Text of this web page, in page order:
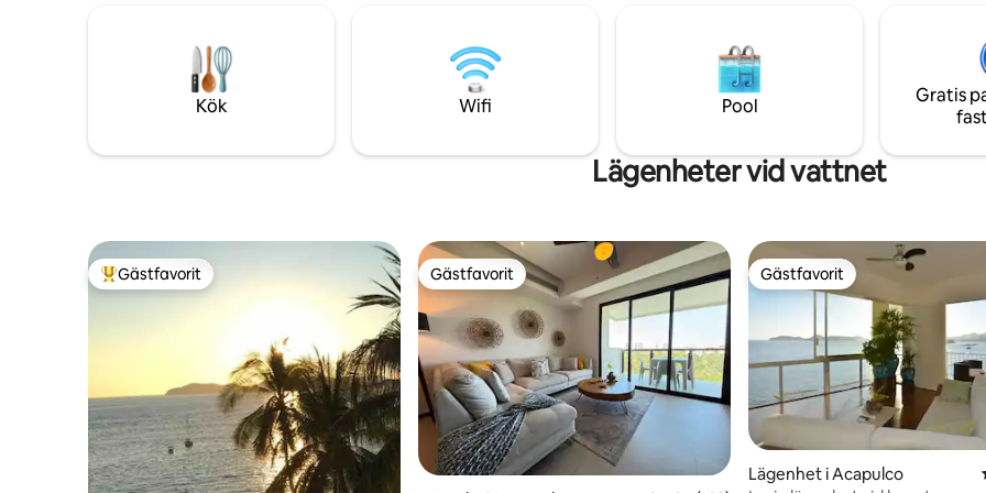
snabbladdningsstationer (för elbilar) med
kompatibla kontakter för Tesla, BYD
(GBT) och fordon av flera märken.
Acapulco återhämtar sig från "ORKANEN
OTIS", vissa gemensamma utrymmen
kan genomgå underhåll.
stormarknader i närheten
behöva använda bilen.
Kök Wifi Pool
Gratis
Lägenheter vid vattnet
Populär gästfavorit
Gästfavorit Gästfavorit
Gästfavorit Gästfavorit
Gästfavorit
Lägenhet i Acapulco